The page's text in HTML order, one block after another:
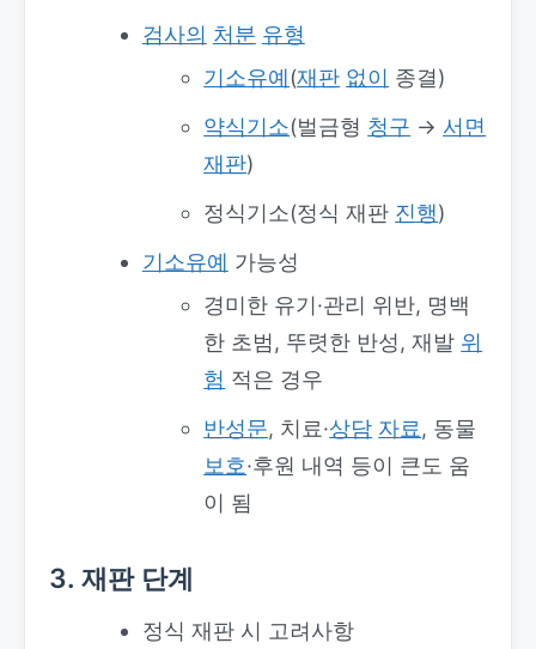
검사의 처분 유형
기소유예(재판 없이 종결)
약식기소(벌금형 청구 → 서면
재판)
정식기소(정식 재판 진행)
기소유예 가능성
경미한 유기·관리 위반, 명백
한 초범, 뚜렷한 반성, 재발 위
험 적은 경우
반성문, 치료·상담 자료 , 동물
보호·후원 내역 등이 큰도 움
이 됨
3. 재판 단계
정식 재판 시 고려사항